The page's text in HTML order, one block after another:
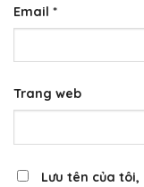
Email *
Trang web
Lưu tên của